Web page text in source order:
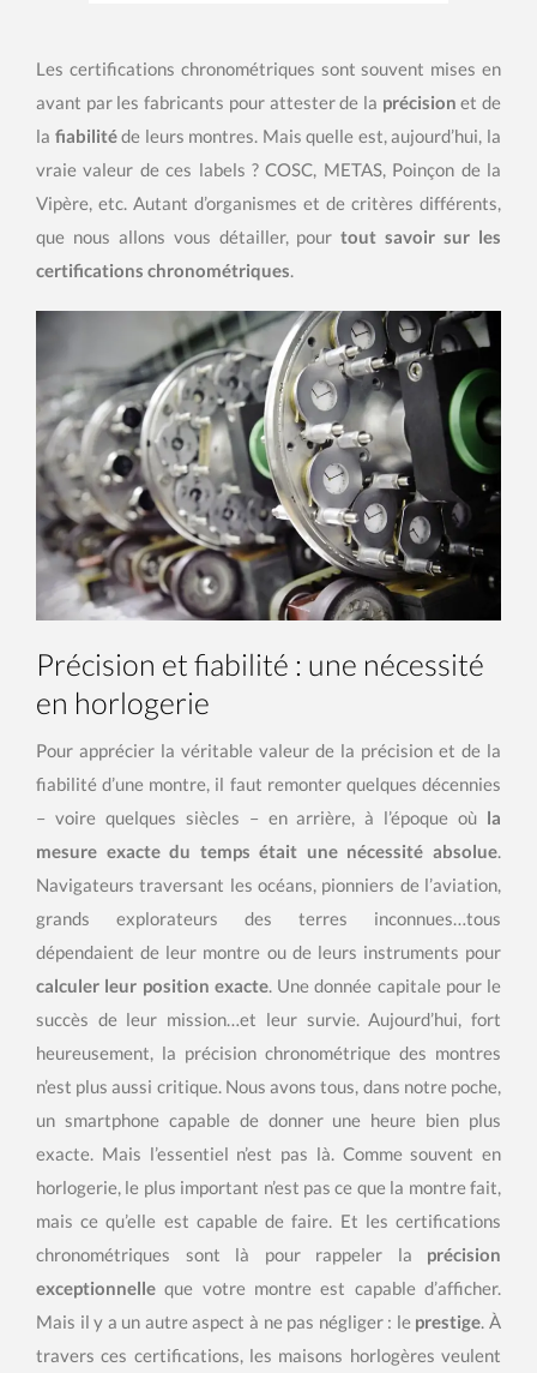
Les certifications chronométriques sont souvent mises en
avant par les fabricants pour attester de la précision et de
la fiabilitéde leurs montres. Mais quelle est, aujourd’hui, la
vraie valeur de ces labels ? COSC, METAS, Poinçon de la
Vipère, etc. Autant d’organismes et de critères différents,
que nous allons vous détailler, pourtout savoir sur les
certifications chronométriques.
Précision et fiabilité : une nécessité
en horlogerie
Pour apprécier la véritable valeur de la précision et de la
fiabilité d’une montre, il faut remonter quelques décennies
– voire quelques siècles – en arrière, à l’époque où la
mesure exacte du temps était une nécessité absolue.
Navigateurs traversant les océans, pionniers de l’aviation,
grands explorateurs des terres inconnues…tous
dépendaient de leur montre ou de leurs instruments pour
calculer leur position exacte. Une donnée capitale pour le
succès de leur mission…et leur survie. Aujourd’hui, fort
heureusement, la précision chronométrique des montres
n’est plus aussi critique. Nous avons tous, dans notre poche,
un smartphone capable de donner une heure bien plus
exacte. Mais l’essentiel n’est pas là. Comme souvent en
horlogerie, le plus important n’est pas ce que la montre fait,
mais ce qu’elle est capable de faire. Et les certifications
chronométriques sont là pour rappeler la précision
exceptionnelle que votre montre est capable d’afficher.
Mais il y a un autre aspect à ne pas négliger : leprestige. À
travers ces certifications, les maisons horlogères veulent